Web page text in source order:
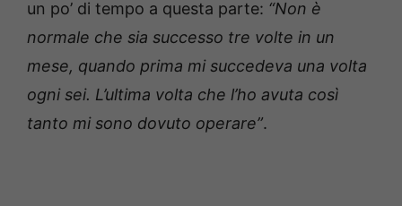
un po’ di tempo a questa parte: “Non è
normale che sia successo tre volte in un
mese, quando prima mi succedeva una volta
ogni sei. L’ultima volta che l’ho avuta così
tanto mi sono dovuto operare”.